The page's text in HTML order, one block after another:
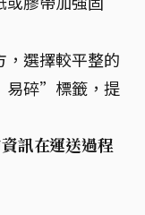
，選擇較平整的
易碎”標籤，提
訊在運送過程